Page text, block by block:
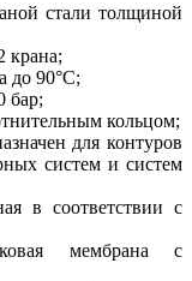
стали толщиной
крана;
до 90°C;
бар;
кольцом;
для контуров
систем и систем
в соответствии с
мембрана с